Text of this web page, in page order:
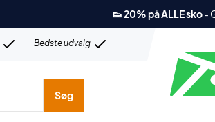
👟 20% på ALLE sko-
Bedste udvalg
Søg